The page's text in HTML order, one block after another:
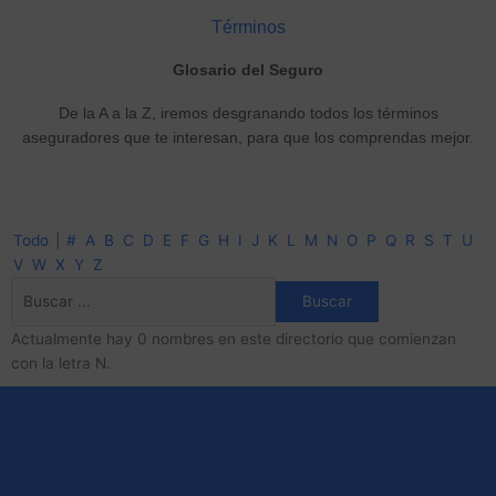
Términos
Glosario del Seguro
De la A a la Z, iremos desgranando todos los términos
aseguradores que te interesan, para que los comprendas mejor.
Todo # A B C D E F G H I J K L M N O P Q R S T
U
V W X Y Z
Actualmente hay 0 nombres en este directorio que comienzan
con la letra N.